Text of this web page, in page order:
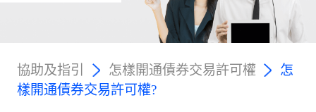
協助及指引 怎樣開通債券交易許可權
怎
樣開通債券交易許可權?